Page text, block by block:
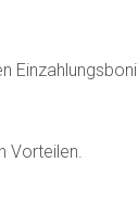
Einzahlungsboni
Vorteilen.